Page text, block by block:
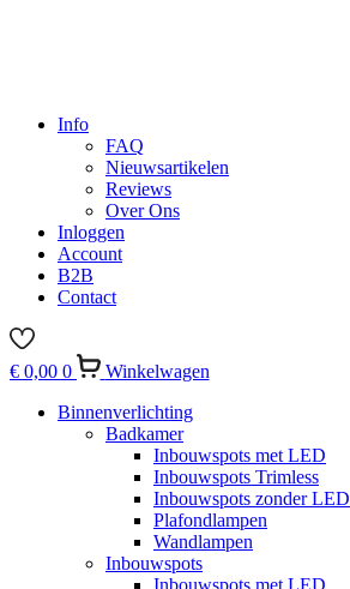
Info
FAQ
Nieuwsartikelen
Reviews
Over Ons
Inloggen
Account
B2B
Contact
€ 0,00 0
Winkelwagen
Binnenverlichting
Badkamer
Inbouwspots met LED
Inbouwspots Trimless
Inbouwspots zonder LED
Plafondlampen
Wandlampen
Inbouwspots
Inbouwspots met LED